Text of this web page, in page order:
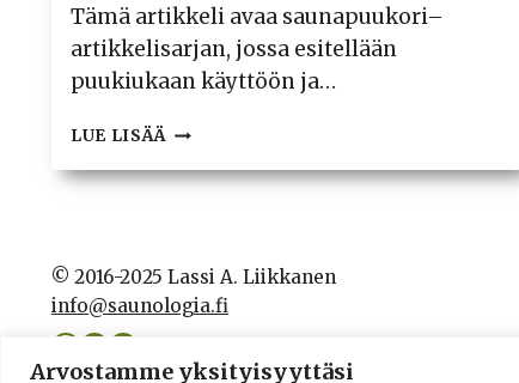
Arvostamme yksityisyyttäsi
Tämä artikkeli avaa saunapuukori–
artikkelisarjan, jossa esitellään
puukiukaan käyttöön ja…
LUE LISÄÄ NÄIN
SAUNAPUUT
SAUNAAN
© 2016-2025 Lassi A. Liikkanen
info@saunologia.fi
Facebook
LinkedIn
Instagram